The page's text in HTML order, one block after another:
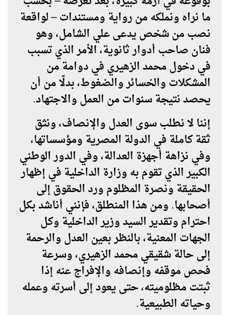
ما نراه ونملكه من رواية ومستندات – لواقعة
نصب من شخص يدعىعلي الشامل، وهو
فنان صاحب أدوار ثانوية، الأمر الذي تسبب
في دخول محمد الزهيري في دوامة من
المشكلات والخسائر والضغوط، بدلًا من أن
يحصد نتيجة سنوات من العمل والاجتهاد.
إننا لا نطلب سوىالعدل والإنصاف، ونثق
ثقة كاملة فيالدولة المصرية ومؤسساتها،
وفينزاهة أجهزة العدالة، وفي الدور الوطني
الكبير الذي تقوم بهوزارة الداخليةفي إظهار
الحقيقة ونصرة المظلوم ورد الحقوق إلى
أصحابها. ومن هذا المنطلق، فإنني أناشد بكل
احترام وتقديرالسيد وزير الداخليةوكل
الجهات المعنية، بالنظر بعين العدل والرحمة
إلى حالة شقيقيمحمد الزهيري، وسرعة
فحص موقفه وإنصافه والإفراج عنه إذا
ثبتت مظلوميته، حتى يعود إلى أسرته وعمله
وحياته الطبيعية.